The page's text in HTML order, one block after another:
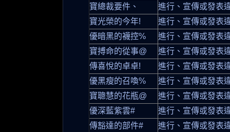
寶總裁要件、
進行、宣傳或發表
寶光榮的今年!
進行、宣傳或發表
優暗黑的襪控%
進行、宣傳或發表
寶搏命的從事@
進行、宣傳或發表
傳喜悅的卓卓!
進行、宣傳或發表
優黑瘦的召喚%
進行、宣傳或發表
寶聰慧的花瓶@
進行、宣傳或發表
優深藍紫雲#
進行、宣傳或發表
傳豁達的部件#
進行、宣傳或發表